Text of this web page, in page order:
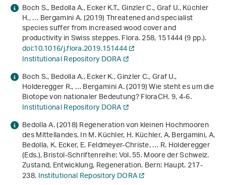
Boch S., Bedolla A., Ecker K.T., Ginzler C., Graf U., Küchler
H., … Bergamini A. (2019) Threatened and specialist
species suffer from increased wood cover and
productivity in Swiss steppes. Flora.258, 151444 (9 pp.).
doi:10.1016/j.flora.2019.151444
Institutional Repository DORA
Boch S., Bedolla A., Ecker K., Ginzler C., Graf U.,
Holderegger R., … Bergamini A. (2019) Wie steht es um die
Biotope von nationaler Bedeutung? FloraCH.9, 4-6.
Institutional Repository DORA
Bedolla A. (2018) Regeneration von kleinen Hochmooren
des Mittellandes. In M. Küchler, H. Küchler, A. Bergamini, A.
Bedolla, K. Ecker, E. Feldmeyer-Christe, … R. Holderegger
(Eds.),Bristol-Schriftenreihe: Vol. 55.Moore der Schweiz.
Zustand, Entwicklung, Regeneration. Bern: Haupt. 217-
238.Institutional Repository DORA